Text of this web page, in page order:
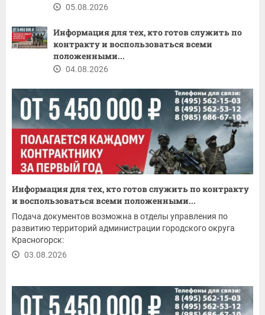
05.08.2026
Информация для тех, кто готов служить по
контракту и воспользоваться всеми
положенными...
04.08.2026
Информация для тех, кто готов служить по контракту
и воспользоваться всеми положенными...
Подача документов возможна в отделы управления по
развитию территорий администрации городского округа
Красногорск:
03.08.2026